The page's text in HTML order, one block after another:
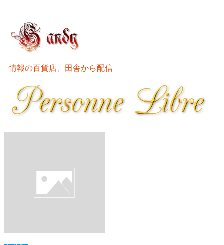
情報の百貨店、田舎から配信